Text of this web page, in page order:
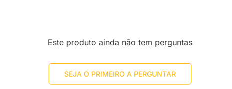
Este produto ainda não tem perguntas
SEJA O PRIMEIRO A PERGUNTAR